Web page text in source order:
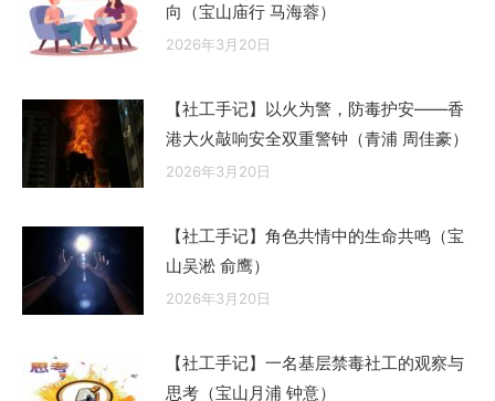
向（宝山庙行 马海蓉）
2026年3月20日
【社工手记】以火为警，防毒护安——香
港大火敲响安全双重警钟（青浦 周佳豪）
2026年3月20日
【社工手记】角色共情中的生命共鸣（宝
山吴淞 俞鹰）
2026年3月20日
【社工手记】一名基层禁毒社工的观察与
思考（宝山月浦 钟意）